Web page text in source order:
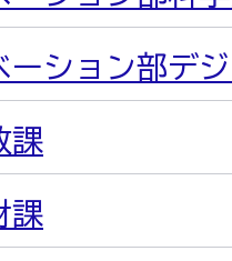
ーション部デ
課
課